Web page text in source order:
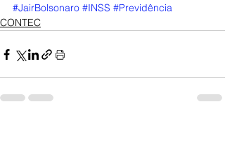
#JairBolsonaro #INSS #Previdência
CONTEC